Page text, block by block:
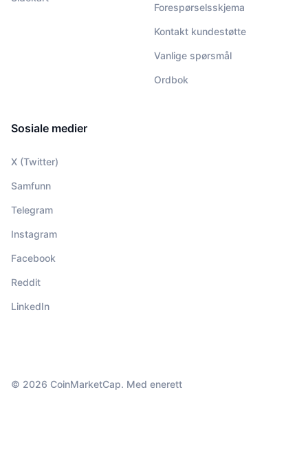
Forespørselsskjema
Kontakt kundestøtte
Vanlige spørsmål
Ordbok
Sosiale medier
X (Twitter)
Samfunn
Telegram
Instagram
Facebook
Reddit
LinkedIn
© 2026 CoinMarketCap. Med enerett